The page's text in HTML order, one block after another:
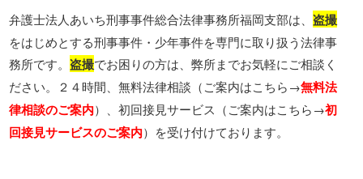
弁護士法人あいち刑事事件総合法律事務所福岡支部は、盗撮
をはじめとする刑事事件・少年事件を専門に取り扱う法律事
務所です。盗撮でお困りの方は、弊所までお気軽にご相談く
ださい。２４時間、無料法律相談（ご案内はこちら→無料法
律相談のご案内）、初回接見サービス（ご案内はこちら→初
回接見サービスのご案内）を受け付けております。